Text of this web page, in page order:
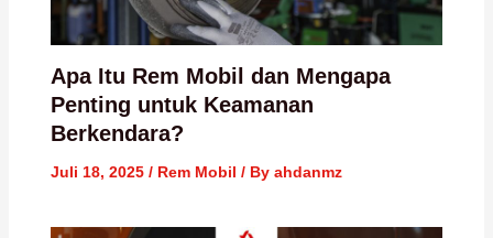
Apa Itu Rem Mobil dan Mengapa
Penting untuk Keamanan
Berkendara?
Juli 18, 2025 / Rem Mobil / By ahdanmz